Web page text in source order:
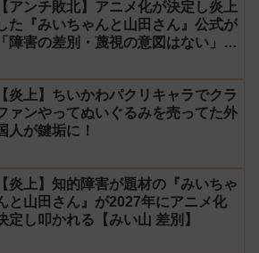
演！
【アンチ敗北】アニメ化が決定し炎上
した『みいちゃんと山田さん』公式が
「障害の差別・蔑視の意図はない」と
【炎上】ちいかわパクリキャラでクラ
ァンやってぬいぐるみを売ってた外
人が鍵垢に！
【炎上】知的障害が題材の『みいちゃ
と山田さん』が2027年にアニメ化
定し叩かれる【みい山 差別】